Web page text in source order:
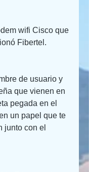
Fibertel.
que vienen en
pegada en el
un papel que te
junto con el